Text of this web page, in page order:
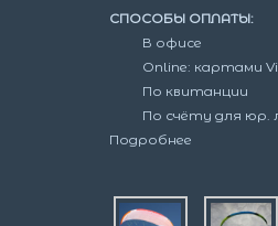
СПОСОБЫ ОПЛАТЫ:
В офисе
Online: картами
По квитанции
По счёту для юр.
Подробнее